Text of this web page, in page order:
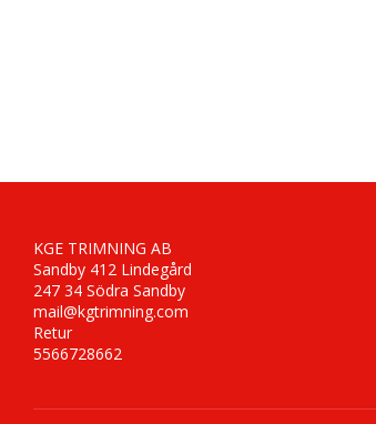
KGE TRIMNING AB
Sandby 412 Lindegård
247 34 Södra Sandby
mail@kgtrimning.com
Retur
5566728662